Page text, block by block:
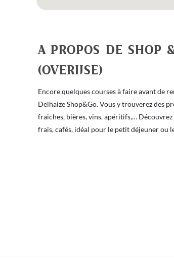
A PROPOS DE SHOP
(OVERIJSE)
Encore quelques courses à faire avant de
Delhaize Shop&Go. Vous y trouverez des
fraiches, bières, vins, apéritifs,…
frais, cafés, idéal pour le petit déjeuner ou